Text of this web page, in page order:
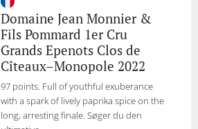
Domaine Jean Monnier &
Fils Pommard 1er Cru
Grands Epenots Clos de
Cîteaux–Monopole 2022
97 points. Full of youthful exuberance
with a spark of lively paprika spice on the
long, arresting finale. Søger du den